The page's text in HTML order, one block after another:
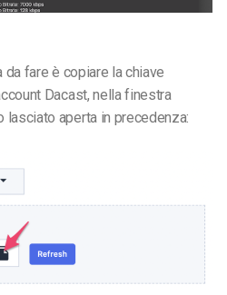
da fare è copiare la chiave
Dacast, nella finestra
lasciato aperta in precedenza: